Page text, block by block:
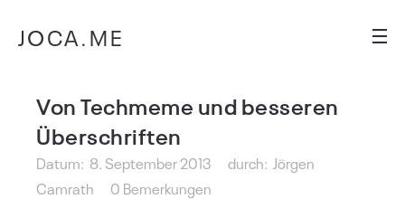
JOCA.ME
Von Techmeme und besseren
Überschriften
Datum: 8. September 2013 durch: Jörgen
Camrath
0 Bemerkungen